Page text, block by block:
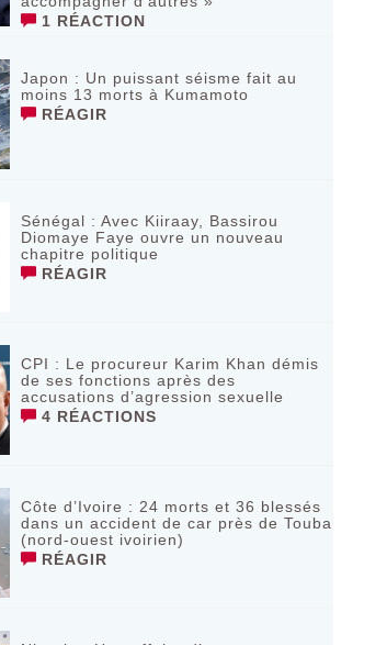
1 RÉACTION
‎Japon : Un puissant séisme fait au
moins 13 morts à Kumamoto ‎
RÉAGIR
Sénégal : Avec Kiiraay, Bassirou
Diomaye Faye ouvre un nouveau
chapitre politique
RÉAGIR
CPI : Le procureur Karim Khan démis
de ses fonctions après des
accusations d’agression sexuelle
4 RÉACTIONS
Côte d’Ivoire : 24 morts et 36 blessés
dans un accident de car près de Touba
(nord-ouest ivoirien)
RÉAGIR